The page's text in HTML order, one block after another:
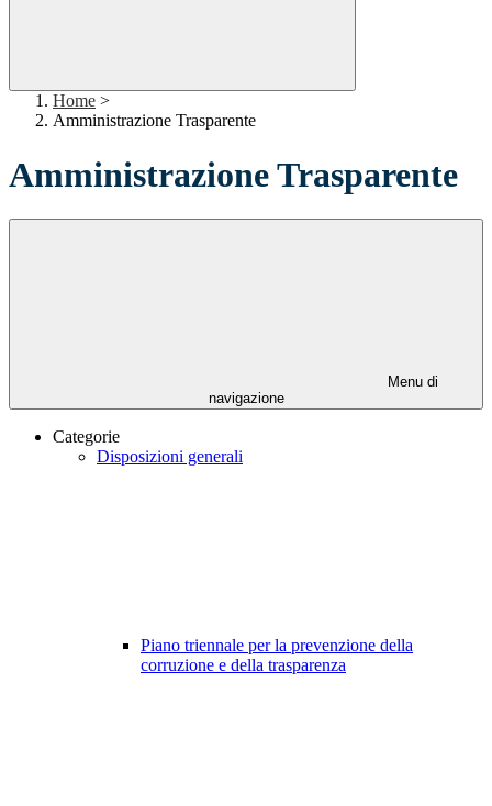
Home >
Amministrazione Trasparente
Amministrazione Trasparente
Menu di
navigazione
Categorie
Disposizioni generali
Piano triennale per la prevenzione della
corruzione e della trasparenza